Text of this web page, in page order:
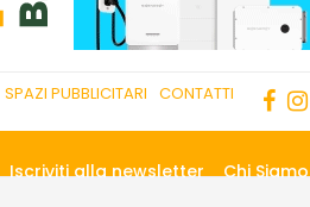
SPAZI PUBBLICITARI CONTATTI
Iscriviti alla newsletter Chi Siamo